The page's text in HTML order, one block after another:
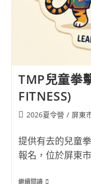
TMP兒童拳
FITNESS)
Post2026夏令營 / 屏東
提供有去的兒童
報名，位於屏東
繼續閱讀TMP